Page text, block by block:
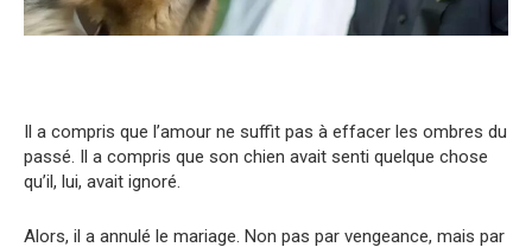
Il a compris que l’amour ne suffit pas à effacer les ombres du
passé. Il a compris que son chien avait senti quelque chose
qu’il, lui, avait ignoré.
Alors, il a annulé le mariage. Non pas par vengeance, mais par